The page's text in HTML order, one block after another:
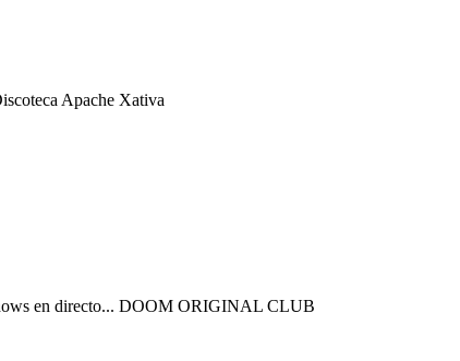
Apache Xativa
en directo... DOOM ORIGINAL CLUB